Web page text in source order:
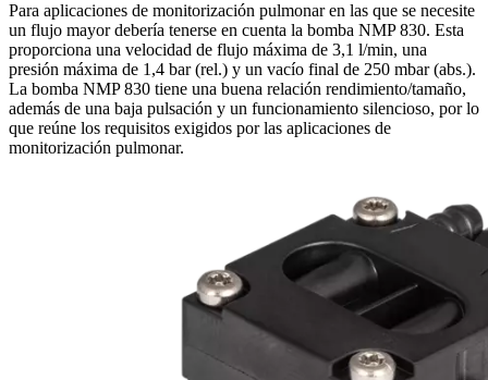
Para aplicaciones de monitorización pulmonar en las que se necesite
un flujo mayor debería tenerse en cuenta la bomba NMP 830. Esta
proporciona una velocidad de flujo máxima de 3,1 l/min, una
presión máxima de 1,4 bar (rel.) y un vacío final de 250 mbar (abs.).
La bomba NMP 830 tiene una buena relación rendimiento/tamaño,
además de una baja pulsación y un funcionamiento silencioso, por lo
que reúne los requisitos exigidos por las aplicaciones de
monitorización pulmonar.